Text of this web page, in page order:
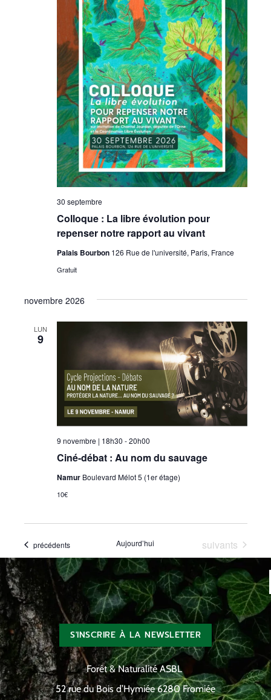
Colloque : La libre évolution pour
repenser notre rapport au vivant
30 septembre
Palais Bourbon 126 Rue de l'université, Paris, France
Gratuit
novembre 2026
LUN
9
Ciné-débat : Au nom du sauvage
9 novembre | 18h30 -20h00
Namur Boulevard Mélot 5 (1er étage)
10€
Évènements
précédents Aujourd’hui Évènements
suivants
S'INSCRIRE À LA NEWSLETTER
Forêt & Naturalité ASBL
52 rue du Bois d’Hymiée 6280 Fromiée